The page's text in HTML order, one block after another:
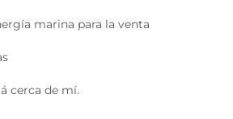
marina para la venta
cerca de mí.